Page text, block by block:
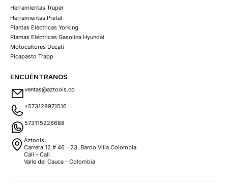
Herramientas Truper
Herramientas Pretul
Plantas Eléctricas Yorking
Plantas Eléctricas Gasolina Hyundai
Motocultores Ducati
Picapasto Trapp
ENCUÉNTRANOS
ventas@aztools.co
+573128971516
573115226688
Aztools
Carrera 12 # 46 - 23, Barrio Villa Colombia
Cali - Cali
Valle del Cauca - Colombia